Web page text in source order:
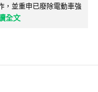
，並重申已廢除電動車強
全文